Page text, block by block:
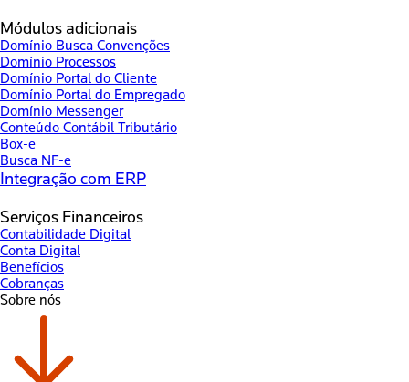
Módulos adicionais
Domínio Busca Convenções
Domínio Processos
Domínio Portal do Cliente
Domínio Portal do Empregado
Domínio Messenger
Conteúdo Contábil Tributário
Box-e
Busca NF-e
Integração com ERP
Serviços Financeiros
Contabilidade Digital
Conta Digital
Benefícios
Cobranças
Sobre nós